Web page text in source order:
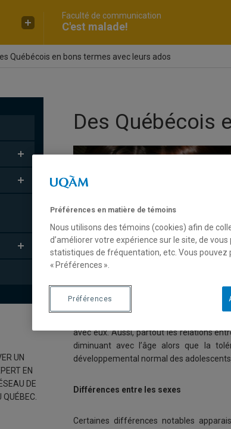
Faculté de communication
C'est malade!
Québécois en bons termes avec leurs ados
UN
EN
DE
QUÉBEC.
Des Québécois
l’impression des adolescents de trois
leur mère comme étant chaleureuse,
avec eux. Aussi, partout les relations
diminuant avec l’âge alors que la
développemental normal des
Différences entre les sexes
Certaines différences notables
Préférences en matière de témoins
Nous utilisons des témoins (cookies) afin de
d’améliorer votre expérience sur le site, de
statistiques de fréquentation, etc. Vous
« Préférences ».
Préférences